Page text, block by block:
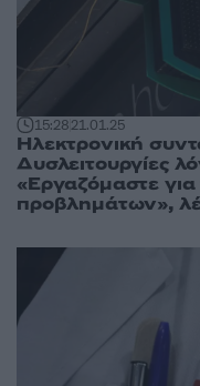
15:2821.01.25
Ηλεκτρονική
Δυσλειτουργίες
«Εργαζόμαστε
προβλημάτων»,